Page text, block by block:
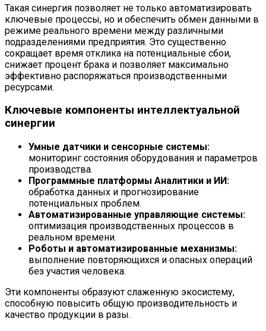
Такая синергия позволяет не только автоматизировать
ключевые процессы, но и обеспечить обмен данными в
режиме реального времени между различными
подразделениями предприятия. Это существенно
сокращает время отклика на потенциальные сбои,
снижает процент брака и позволяет максимально
эффективно распоряжаться производственными
ресурсами.
Ключевые компоненты интеллектуальной
синергии
Умные датчики и сенсорные системы:
мониторинг состояния оборудования и параметров
производства.
Программные платформы Аналитики и ИИ:
обработка данных и прогнозирование
потенциальных проблем.
Автоматизированные управляющие системы:
оптимизация производственных процессов в
реальном времени.
Роботы и автоматизированные механизмы:
выполнение повторяющихся и опасных операций
без участия человека.
Эти компоненты образуют слаженную экосистему,
способную повысить общую производительность и
качество продукции в разы.